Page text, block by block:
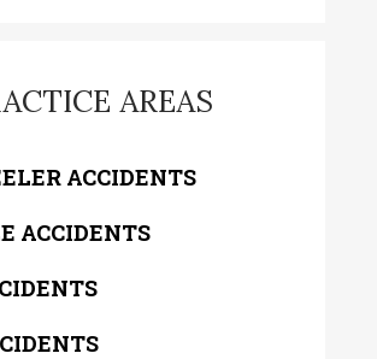
AREAS
ACCIDENTS
ACCIDENTS